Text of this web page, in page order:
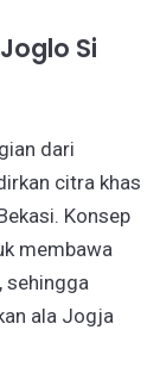
Si
dari
citra khas
Konsep
membawa
sehingga
ala Jogja